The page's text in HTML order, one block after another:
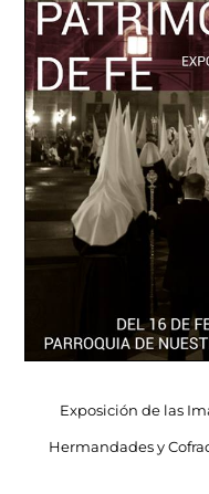
Exposición de las
Hermandades y